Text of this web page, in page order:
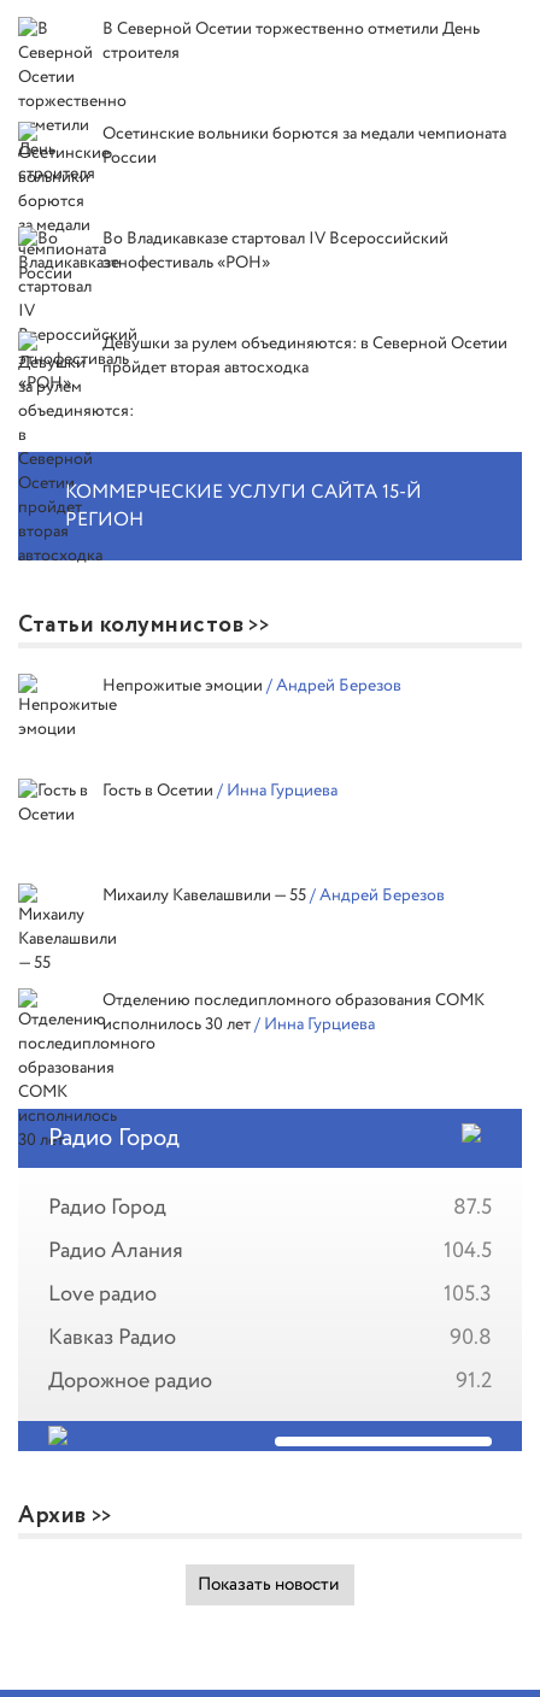
В Северной Осетии торжественно отметили День
строителя
Осетинские вольники борются за медали чемпионата
России
Во Владикавказе стартовал IV Всероссийский
этнофестиваль «РОН»
Девушки за рулем объединяются: в Северной Осетии
пройдет вторая автосходка
КОММЕРЧЕСКИЕ УСЛУГИ САЙТА 15-Й
РЕГИОН
Статьи колумнистов
Непрожитые эмоции / Андрей Березов
Гость в Осетии / Инна Гурциева
Михаилу Кавелашвили — 55/ Андрей Березов
Отделению последипломного образования СОМК
исполнилось 30 лет/ Инна Гурциева
Радио Город
Радио Город
87.5
Радио Алания
104.5
Love радио
105.3
Кавказ Радио
90.8
Дорожное радио
91.2
Архив
Показать новости